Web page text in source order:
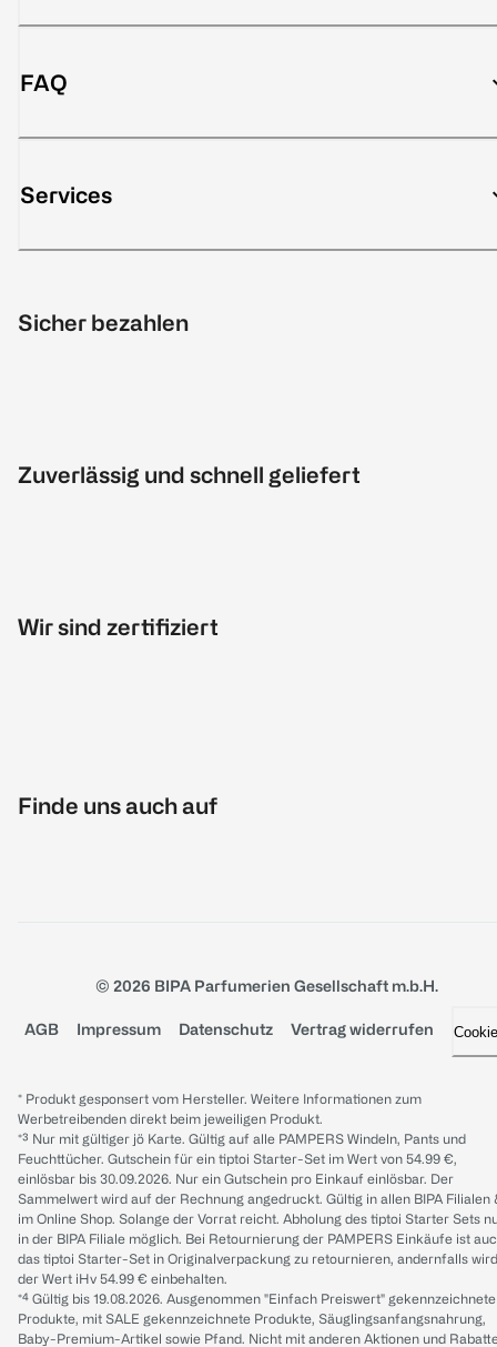
FAQ
Services
Sicher bezahlen
Zuverlässig und schnell geliefert
Wir sind zertifiziert
Finde uns auch auf
© 2026 BIPA Parfumerien Gesellschaft m.b.H.
AGB Impressum Datenschutz Vertrag widerrufen
* Produkt gesponsert vom Hersteller. Weitere Informationen zum
Werbetreibenden direkt beim jeweiligen Produkt.
*³ Nur mit gültiger jö Karte. Gültig auf alle PAMPERS Windeln, Pants und
Feuchttücher. Gutschein für ein tiptoi Starter-Set im Wert von 54.99 €,
einlösbar bis 30.09.2026. Nur ein Gutschein pro Einkauf einlösbar. Der
Sammelwert wird auf der Rechnung angedruckt. Gültig in allen BIPA Filialen
im Online Shop. Solange der Vorrat reicht. Abholung des tiptoi Starter Sets
in der BIPA Filiale möglich. Bei Retournierung der PAMPERS Einkäufe ist
das tiptoi Starter-Set in Originalverpackung zu retournieren, andernfalls wird
der Wert iHv 54.99 € einbehalten.
*⁴ Gültig bis 19.08.2026. Ausgenommen "Einfach Preiswert" gekennzeichnete
Produkte, mit SALE gekennzeichnete Produkte, Säuglingsanfangsnahrung,
Baby-Premium-Artikel sowie Pfand. Nicht mit anderen Aktionen und